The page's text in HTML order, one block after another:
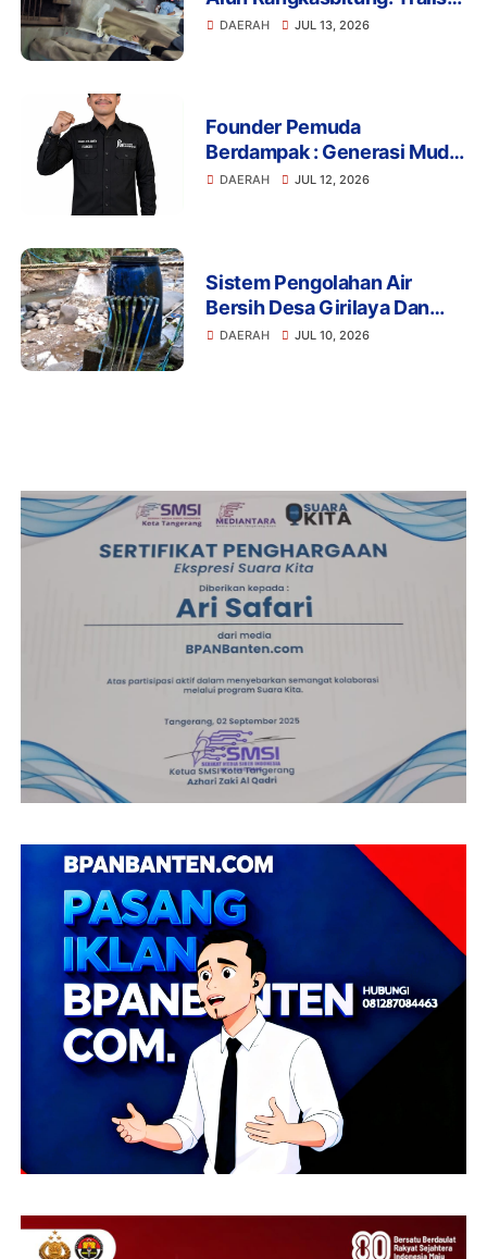
Drainase Rusak Picu Banyak
DAERAH JUL 13, 2026
Founder Pemuda
Berdampak : Generasi Muda
Mengapresiasi Komitmen
DAERAH JUL 12, 2026
Sistem Pengolahan Air
Bersih Desa Girilaya Dan
Desa Jayapura Cipanas
DAERAH JUL 10, 2026